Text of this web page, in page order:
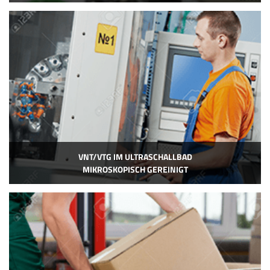
VNT/VTG IM ULTRASCHALLBAD
MIKROSKOPISCH GEREINIGT